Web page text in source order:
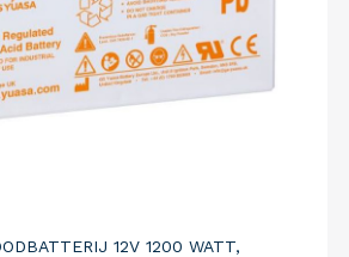
12V 1200 WATT,